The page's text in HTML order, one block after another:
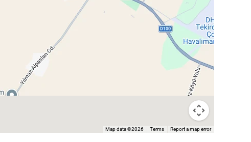
Map data ©2026 Terms Report a map error